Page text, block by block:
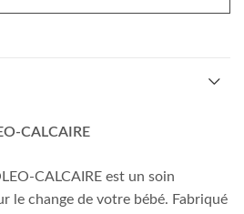
CALCAIRE
CALCAIRE est un soin
le change de votre bébé. Fabriqué